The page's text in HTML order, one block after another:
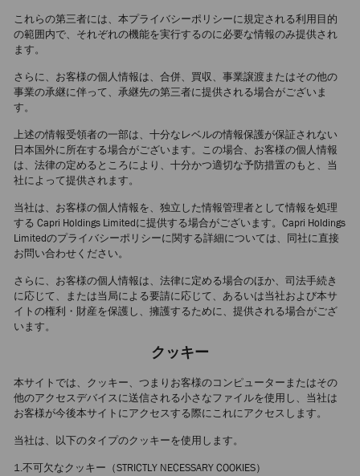
これらの第三者には、本プライバシーポリシーに規定される利用目的
の範囲内で、それぞれの機能を実行するのに必要な情報のみ提供され
ます。
さらに、お客様の個人情報は、合併、買収、事業譲渡またはその他の
事業の承継に伴って、承継先の第三者に提供される場合がございま
す。
上述の情報受領者の一部は、十分なレベルの情報保護が保証されない
日本国外に所在する場合がございます。この場合、お客様の個人情報
は、法律の定めるところにより、十分かつ適切な予防措置のもと、当
社によって提供されます。
当社は、お客様の個人情報を、独立した情報管理者として情報を処理
する Capri Holdings Limitedに提供する場合がございます。Capri Holdings
Limitedのプライバシーポリシーに関する詳細については、同社に直接
お問い合わせください。
さらに、お客様の個人情報は、法律に定める場合のほか、司法手続き
に応じて、または当局による要請に応じて、あるいは当社および本サ
イトの権利・財産を保護し、擁護するために、提供される場合がござ
います。
クッキー
本サイトでは、クッキー、つまりお客様のコンピューターまたはその
他のアクセスデバイスに送信される小さなファイルを使用し、当社は
お客様が今後本サイトにアクセスする際にこれにアクセスします。
当社は、以下のタイプのクッキーを使用します。
1.不可欠なクッキー（STRICTLY NECESSARY COOKIES）